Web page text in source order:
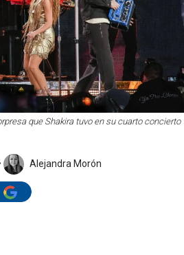
que Shakira tuvo en su cuarto concierto
Alejandra Morón